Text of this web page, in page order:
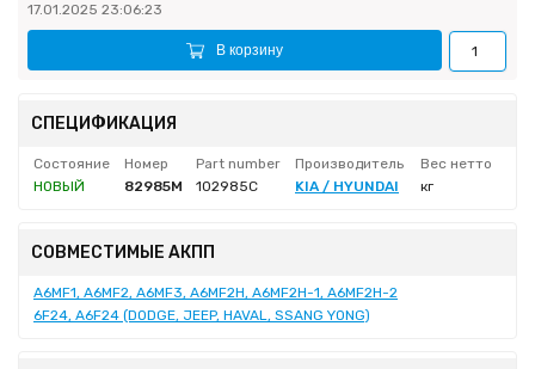
17.01.2025 23:06:23
В корзину
СПЕЦИФИКАЦИЯ
Состояние Номер Part number Производитель
Вес нетто
НОВЫЙ
82985M 102985C KIA / HYUNDAI кг
СОВМЕСТИМЫЕ АКПП
A6MF1, A6MF2, A6MF3, A6MF2H, A6MF2H-1, A6MF2H-2
6F24, A6F24 (DODGE, JEEP, HAVAL, SSANG YONG)